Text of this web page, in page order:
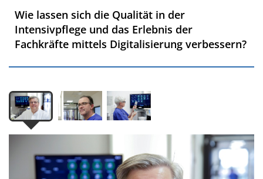
Wie lassen sich die Qualität in der
Intensivpflege und das Erlebnis der
Fachkräfte mittels Digitalisierung verbessern?